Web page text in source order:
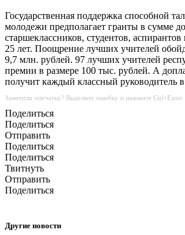
Государственная поддержка способной
молодежи предполагает гранты в сумме
старшеклассников, студентов, аспирантов
25 лет. Поощрение лучших учителей
9,7 млн. рублей. 97 лучших учителей
премии в размере 100 тыс. рублей. А
получит каждый классный руководитель
Заметили опечатку? Выделите ошибку и нажмите Ctrl+Enter.
Поделиться
Поделиться
Отправить
Поделиться
Поделиться
Твитнуть
Отправить
Поделиться
Другие новости